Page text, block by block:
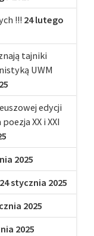
!!! 24 lutego
tajniki
UWM
edycji
XX i XXI
2025
24 stycznia 2025
2025
2025